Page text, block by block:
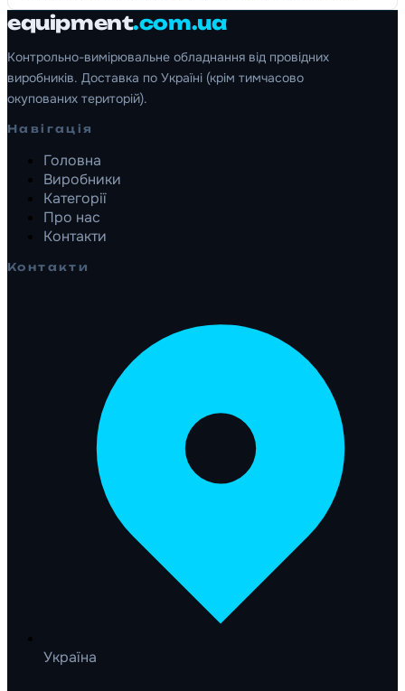
equipment.com.ua
Контрольно-вимірювальне обладнання від провідних
виробників. Доставка по Україні (крім тимчасово
окупованих територій).
Навігація
Головна
Виробники
Категорії
Про нас
Контакти
Контакти
Україна